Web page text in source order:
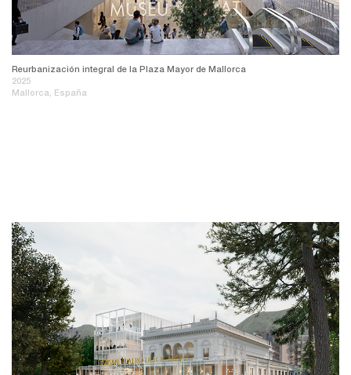
Reurbanización integral de la Plaza Mayor de Mallorca
2025
Mallorca, España